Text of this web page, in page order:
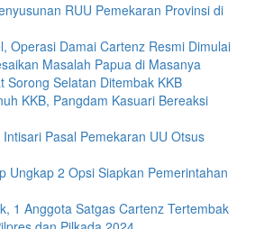
RUU Pemekaran Provinsi di
Operasi Damai Cartenz Resmi Dimulai
Masalah Papua di Masanya
Sorong Selatan Ditembak KKB
KKB, Pangdam Kasuari Bereaksi
Pasal Pemekaran UU Otsus
Ungkap 2 Opsi Siapkan Pemerintahan
1 Anggota Satgas Cartenz Tertembak